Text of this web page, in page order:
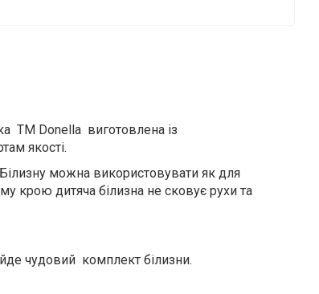
ТМ Donella виготовлена із
якості.
можна використовувати як для
крою дитяча білизна не сковує рухи та
чудовий комплект білизни.